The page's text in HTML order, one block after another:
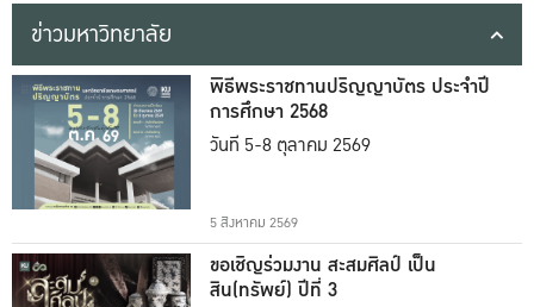
ข่าวมหาวิทยาลัย
พิธีพระราชทานปริญญาบัตร ประจำปี
การศึกษา 2568
วันที่ 5-8 ตุลาคม 2569
5 สิงหาคม 2569
ขอเชิญร่วมงาน สะสมศิลป์ เป็น
สิน(ทรัพย์) ปีที่ 3